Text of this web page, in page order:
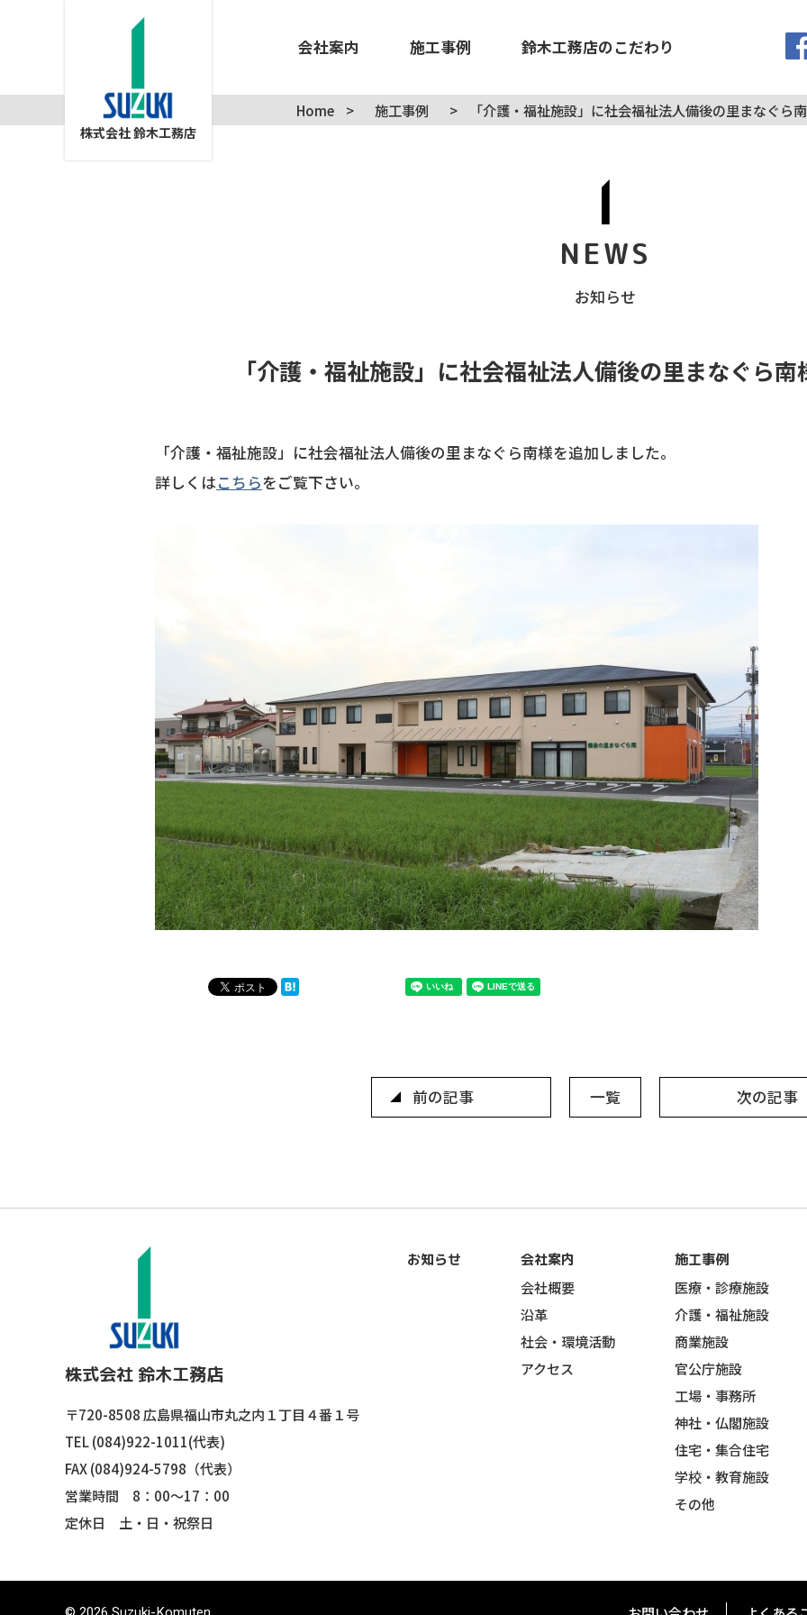
株式会社 鈴木工務店
会社案内 施工事例 鈴木工務店のこだわり
Home > 施工事例 > 「介護・福祉施設」に社会福祉法人備後の里まなぐら
NEWS
お知らせ
「介護・福祉施設」に社会福祉法人備後の里まなぐら
「介護・福祉施設」に社会福祉法人備後の里まなぐら南様を追加しました。
詳しくはこちらをご覧下さい。
前の記事 一覧 次の記事
株式会社 鈴木工務店
〒720-8508 広島県福山市丸之内１丁目４番１号
TEL (084)922-1011(代表)
FAX (084)924-5798（代表）
営業時間 8：00〜17：00
定休日 土・日・祝祭日
お知らせ 会社案内
会社概要
沿革
社会・環境活動
アクセス
施工事例
医療・診療施設
介護・福祉施設
商業施設
官公庁施設
工場・事務所
神社・仏閣施設
住宅・集合住宅
学校・教育施設
その他